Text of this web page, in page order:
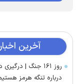
آخرین اخبار
روز ۱۶۱ جنگ |
درباره تنگه هرمز